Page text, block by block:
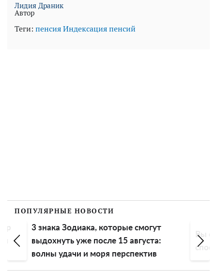
Лидия Драник
Автор
Теги: пенсияИндексация пенсий
ПОПУЛЯРНЫЕ НОВОСТИ
3 знака Зодиака, которые смогут
выдохнуть уже после 15 августа:
волны удачи и моря перспектив
Вы